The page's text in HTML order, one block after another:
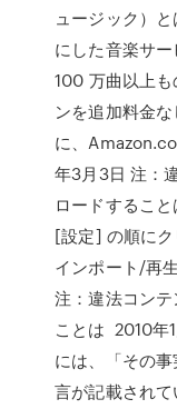
ュージック）
にした音楽サー
100 万曲以上
ンを追加料金
に、
年3月3日 注：
ロードすること
[設定] の順に
インポート/再
注：違法コン
ことは 2010年
には、「その
言が記載され